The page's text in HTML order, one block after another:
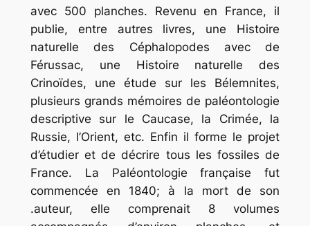
avec 500 planches. Revenu en France, il
publie, entre autres livres, une Histoire
naturelle des Céphalopodes avec de
Férussac, une Histoire naturelle des
Crinoïdes, une étude sur les Bélemnites,
plusieurs grands mémoires de paléontologie
descriptive sur le Caucase, la Crimée, la
Russie, l’Orient, etc. Enfin il forme le projet
d’étudier et de décrire tous les fossiles de
France. La Paléontologie française fut
commencée en 1840; à la mort de son
.auteur, elle comprenait 8 volumes